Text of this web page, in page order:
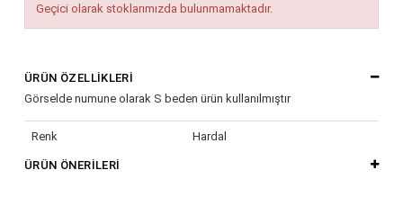
Geçici olarak stoklarımızda bulunmamaktadır.
ÜRÜN ÖZELLIKLERI
Görselde numune olarak S beden ürün kullanılmıştır
Renk Hardal
ÜRÜN ÖNERILERI